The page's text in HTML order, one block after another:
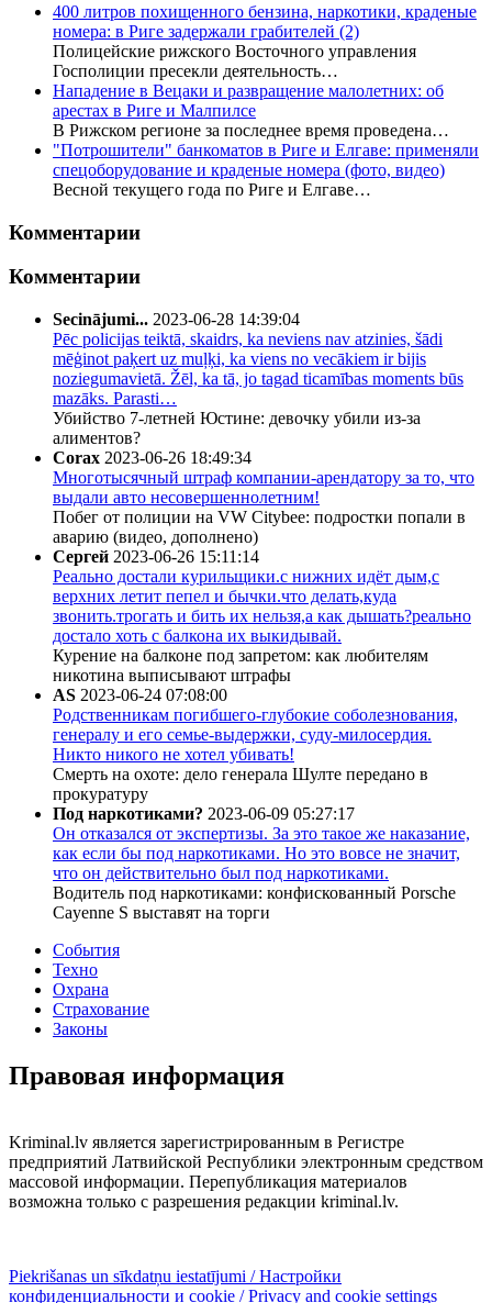
400 литров похищенного бензина, наркотики, краденые
номера: в Риге задержали грабителей (2)
Полицейские рижского Восточного управления
Госполиции пресекли деятельность…
Нападение в Вецаки и развращение малолетних: об
арестах в Риге и Малпилсе
В Рижском регионе за последнее время проведена…
"Потрошители" банкоматов в Риге и Елгаве: применяли
спецоборудование и краденые номера (фото, видео)
Весной текущего года по Риге и Елгаве…
Комментарии
Комментарии
Secinājumi... 2023-06-28 14:39:04
Pēc policijas teiktā, skaidrs, ka neviens nav atzinies, šādi
mēģinot paķert uz muļķi, ka viens no vecākiem ir bijis
noziegumavietā. Žēl, ka tā, jo tagad ticamības moments būs
mazāks. Parasti…
Убийство 7-летней Юстине: девочку убили из-за
алиментов?
Corax 2023-06-26 18:49:34
Многотысячный штраф компании-арендатору за то, что
выдали авто несовершеннолетним!
Побег от полиции на VW Citybee: подростки попали в
аварию (видео, дополнено)
Сергей 2023-06-26 15:11:14
Реально достали курильщики.с нижних идёт дым,с
верхних летит пепел и бычки.что делать,куда
звонить.трогать и бить их нельзя,а как дышать?реально
достало хоть с балкона их выкидывай.
Курение на балконе под запретом: как любителям
никотина выписывают штрафы
AS 2023-06-24 07:08:00
Родственникам погибшего-глубокие соболезнования,
генералу и его семье-выдержки, суду-милосердия.
Никто никого не хотел убивать!
Смерть на охоте: дело генерала Шулте передано в
прокуратуру
Под наркотиками? 2023-06-09 05:27:17
Он отказался от экспертизы. За это такое же наказание,
как если бы под наркотиками. Но это вовсе не значит,
что он действительно был под наркотиками.
Водитель под наркотиками: конфискованный Porsche
Cayenne S выставят на торги
События
Техно
Охрана
Страхование
Законы
Правовая информация
Kriminal.lv является зарегистрированным в Регистре
предприятий Латвийской Республики электронным средством
массовой информации. Перепубликация материалов
возможна только с разрешения редакции kriminal.lv.
Piekrišanas un sīkdatņu iestatījumi / Настройки
конфиденциальности и cookie / Privacy and cookie settings